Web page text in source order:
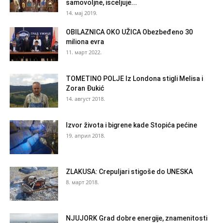
samovoljne, isceljuje...
14. мај 2019.
OBILAZNICA OKO UŽICA Obezbeđeno 30
miliona evra
11. март 2022.
TOMETINO POLJE Iz Londona stigli Melisa i
Zoran Đukić
14. август 2018.
Izvor života i bigrene kade Stopića pećine
19. април 2018.
ZLAKUSA: Crepuljari stigoše do UNESKA
8. март 2018.
NJUJORK Grad dobre energije, znamenitosti